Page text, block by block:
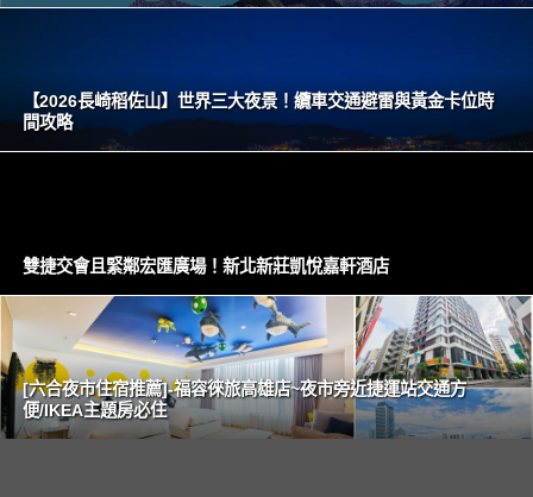
【2026長崎稻佐山】世界三大夜景！纜車交通避雷與黃金卡位時
間攻略
雙捷交會且緊鄰宏匯廣場！新北新莊凱悅嘉軒酒店
[六合夜市住宿推薦]-福容徠旅高雄店~夜市旁近捷運站交通方
便/IKEA主題房必住